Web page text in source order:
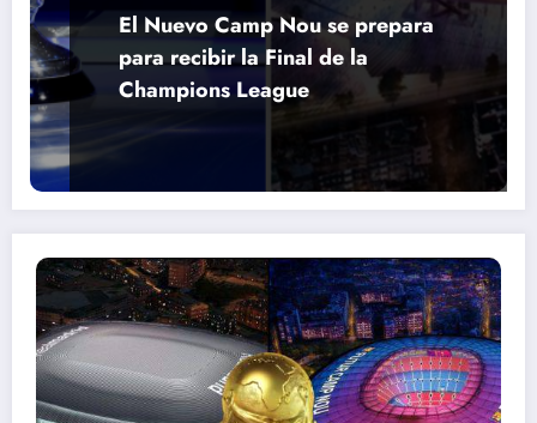
El Nuevo Camp Nou se prepara
para recibir la Final de la
Champions League